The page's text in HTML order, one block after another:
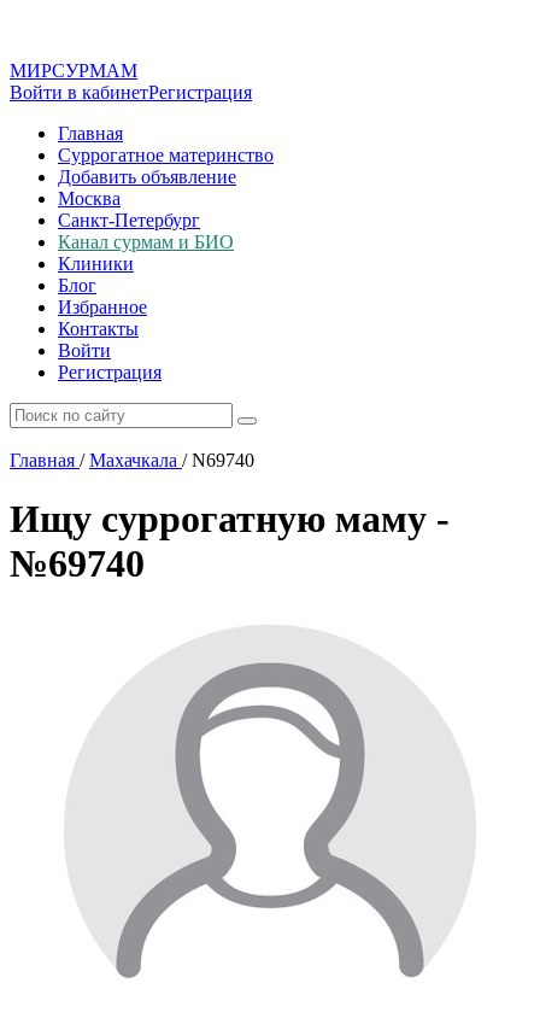
МИРСУРМАМ
Войти в кабинетРегистрация
Главная
Суррогатное материнство
Добавить объявление
Москва
Санкт-Петербург
Канал сурмам и БИО
Клиники
Блог
Избранное
Контакты
Войти
Регистрация
Главная / Махачкала /N69740
Ищу суррогатную маму -
№69740